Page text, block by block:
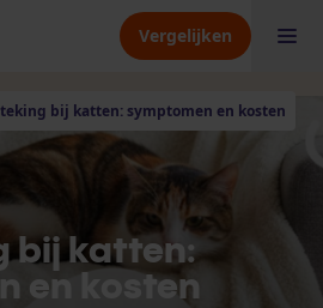
Vergelijken
bij katten: symptomen en kosten
bij katten:
en kosten